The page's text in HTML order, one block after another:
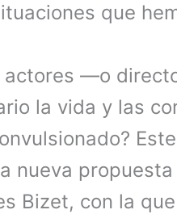
que
actores —o
la vida y las
nueva
Bizet, con la